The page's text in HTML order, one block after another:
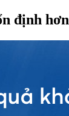
định hơn